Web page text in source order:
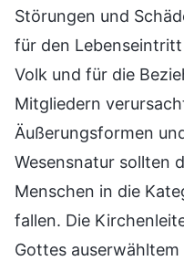
Störungen und
für den
Volk und für die
Mitgliedern
Äußerungsformen
Wesensnatur sollten
Menschen in die
fallen. Die
Gottes